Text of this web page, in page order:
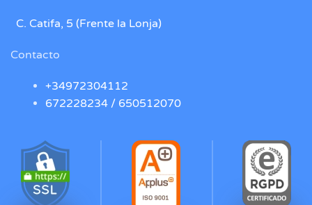
C. Catifa, 5 (Frente la Lonja)
Contacto
+34972304112
672228234 / 650512070